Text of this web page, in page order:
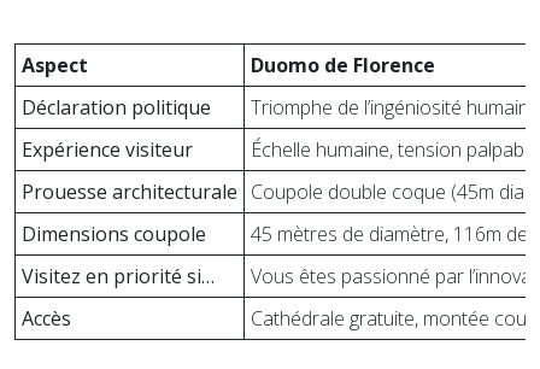
Aspect
Duomo de Florence
Déclaration politique
Triomphe de l’ingéniosité
Expérience visiteur
Échelle humaine, tension
Prouesse architecturale Coupole double coque (45m
Dimensions coupole
45 mètres de diamètre, 116m
Visitez en priorité si…
Vous êtes passionné par
Accès
Cathédrale gratuite, montée